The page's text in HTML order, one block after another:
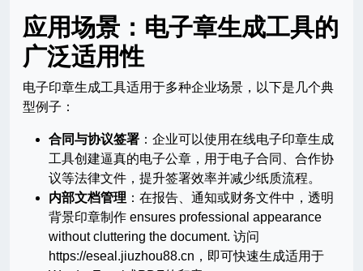
应用场景：电子章生成工具的
广泛适用性
电子印章生成工具适用于多种企业场景，以下是几个典
型例子：
合同与协议签署 ：企业可以使用在线电子印章生成
工具创建逼真的电子公章，用于电子合同、合作协
议等法律文件，提升签署效率并减少纸质流程。
内部文档管理 ：在报告、通知或财务文件中，透明
背景印章制作 ensures professional appearance
without cluttering the document. 访问
https://eseal.jiuzhou88.cn，即可快速生成适用于